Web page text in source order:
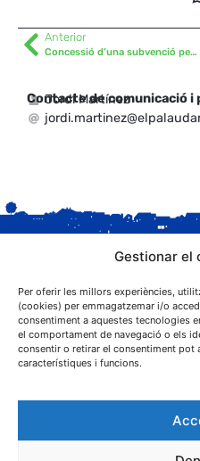
Gestionar el
Per oferir les millors experiències,
(cookies) per emmagatzemar i/o
consentiment a aquestes tecnologies
el comportament de navegació o els
consentir o retirar el consentiment pot
característiques i funcions.
Anterior
Concessió d’una subvenció per replantar arbrat al canal d’Urgell
Contacte de comunicació i
Jordi Martínez
C. Sant Josep, 1
25243 El Palau